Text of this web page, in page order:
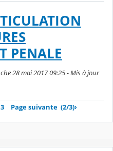
PENALE
28 mai 2017 09:25 - Mis à jour
3 Page suivante (2/3)›